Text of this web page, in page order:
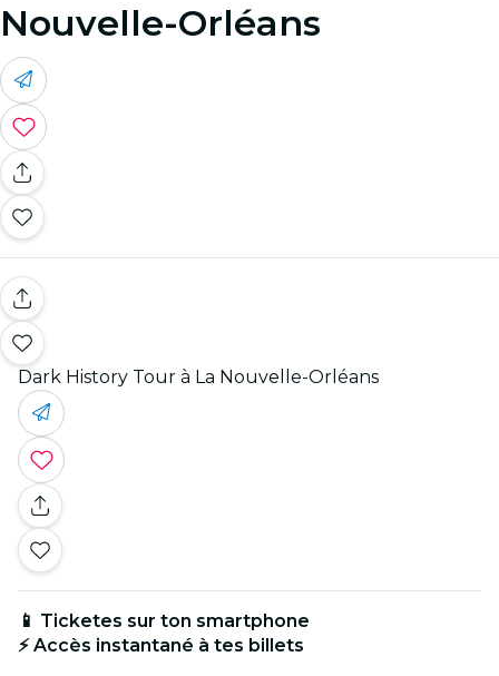
Nouvelle-Orléans
Dark History Tour à La Nouvelle-Orléans
📱 Ticketes sur ton smartphone
⚡ Accès instantané à tes billets